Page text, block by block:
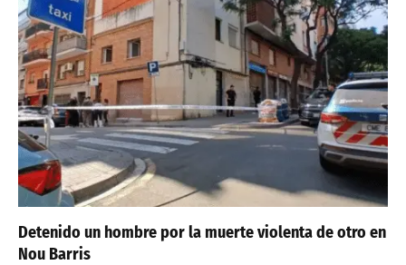
Detenido un hombre por la muerte violenta de otro en
Nou Barris